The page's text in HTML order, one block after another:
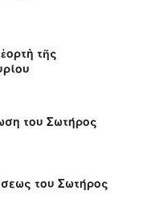
τῆς
του Σωτήρος
του Σωτήρος